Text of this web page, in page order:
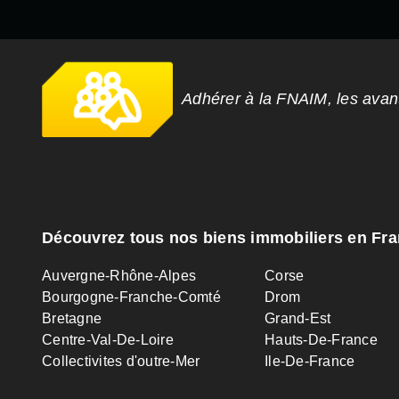
Adhérer à la FNAIM, les
Découvrez tous nos biens immobiliers en
Auvergne-Rhône-Alpes
Bourgogne-Franche-Comté
Bretagne
Centre-Val-De-Loire
Collectivites d'outre-Mer
Corse
Drom
Grand-Est
Hauts-De-France
Ile-De-France